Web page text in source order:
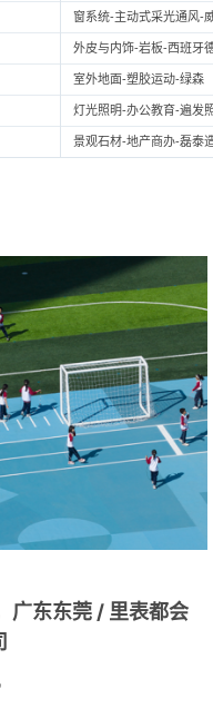
窗系统-主动式采光通风-
外皮与内饰-岩板-西班牙
室外地面-塑胶运动-绿森
灯光照明-办公教育-遍发
景观石材-地产商办-磊泰
广东东莞 / 里表都会